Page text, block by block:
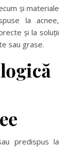
și materiale
la acnee,
și la soluții
sau grase.
predispus la